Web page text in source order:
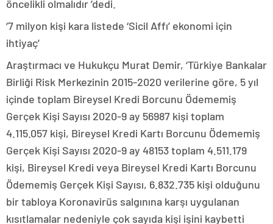
öncelikli olmalıdır ’dedi.
‘7 milyon kişi kara listede ‘Sicil Affı’ ekonomi için
ihtiyaç’
Araştırmacı ve Hukukçu Murat Demir, ‘Türkiye Bankalar
Birliği Risk Merkezinin 2015-2020 verilerine göre, 5 yıl
içinde toplam Bireysel Kredi Borcunu Ödememiş
Gerçek Kişi Sayısı 2020-9 ay 56987 kişi toplam
4.115.057 kişi, Bireysel Kredi Kartı Borcunu Ödememiş
Gerçek Kişi Sayısı 2020-9 ay 48153 toplam 4.511.179
kişi, Bireysel Kredi veya Bireysel Kredi Kartı Borcunu
Ödememiş Gerçek Kişi Sayısı, 6.832.735 kişi olduğunu
bir tabloya Koronavirüs salgınına karşı uygulanan
kısıtlamalar nedeniyle çok sayıda kişi işini kaybetti